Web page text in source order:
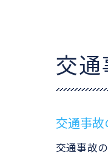
交通
交通事
交通事故